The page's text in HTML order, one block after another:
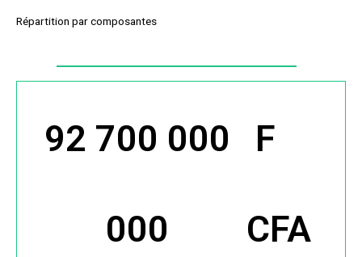
Répartition par composantes
92 700 000
000 CFA